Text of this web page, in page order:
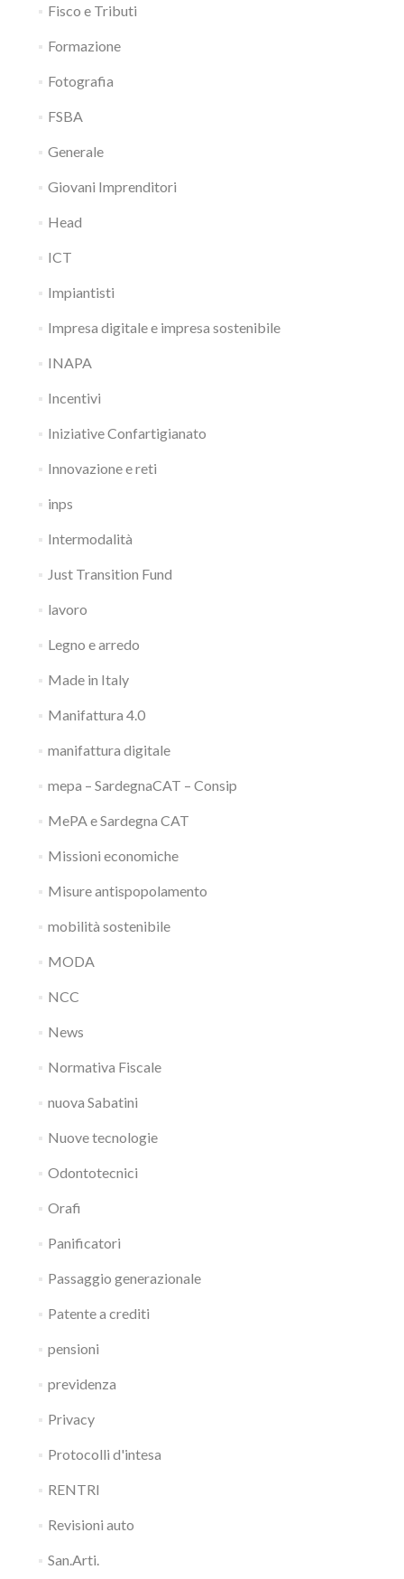
Fisco e Tributi
Formazione
Fotografia
FSBA
Generale
Giovani Imprenditori
Head
ICT
Impiantisti
Impresa digitale e impresa sostenibile
INAPA
Incentivi
Iniziative Confartigianato
Innovazione e reti
inps
Intermodalità
Just Transition Fund
lavoro
Legno e arredo
Made in Italy
Manifattura 4.0
manifattura digitale
mepa – SardegnaCAT – Consip
MePA e Sardegna CAT
Missioni economiche
Misure antispopolamento
mobilità sostenibile
MODA
NCC
News
Normativa Fiscale
nuova Sabatini
Nuove tecnologie
Odontotecnici
Orafi
Panificatori
Passaggio generazionale
Patente a crediti
pensioni
previdenza
Privacy
Protocolli d'intesa
RENTRI
Revisioni auto
San.Arti.